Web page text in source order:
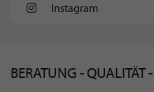
Instagram
BERATUNG - QUALITÄT